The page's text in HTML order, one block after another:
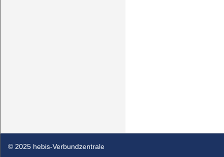
© 2025 hebis-Verbundzentrale